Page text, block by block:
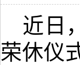
近日
荣休仪